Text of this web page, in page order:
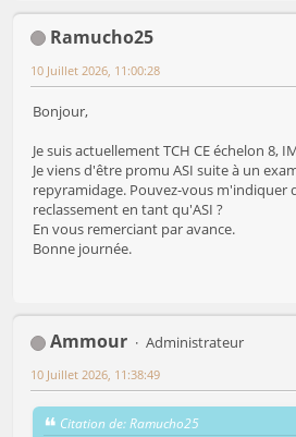
Ramucho25
10 Juillet 2026, 11:00:28
Bonjour,
Je suis actuellement TCH CE échelon 8,
Je viens d'être promu ASI suite à un
repyramidage. Pouvez-vous m'indiquer
reclassement en tant qu'ASI ?
En vous remerciant par avance.
Bonne journée.
Ammour Administrateur
10 Juillet 2026, 11:38:49
Citation de: Ramucho25